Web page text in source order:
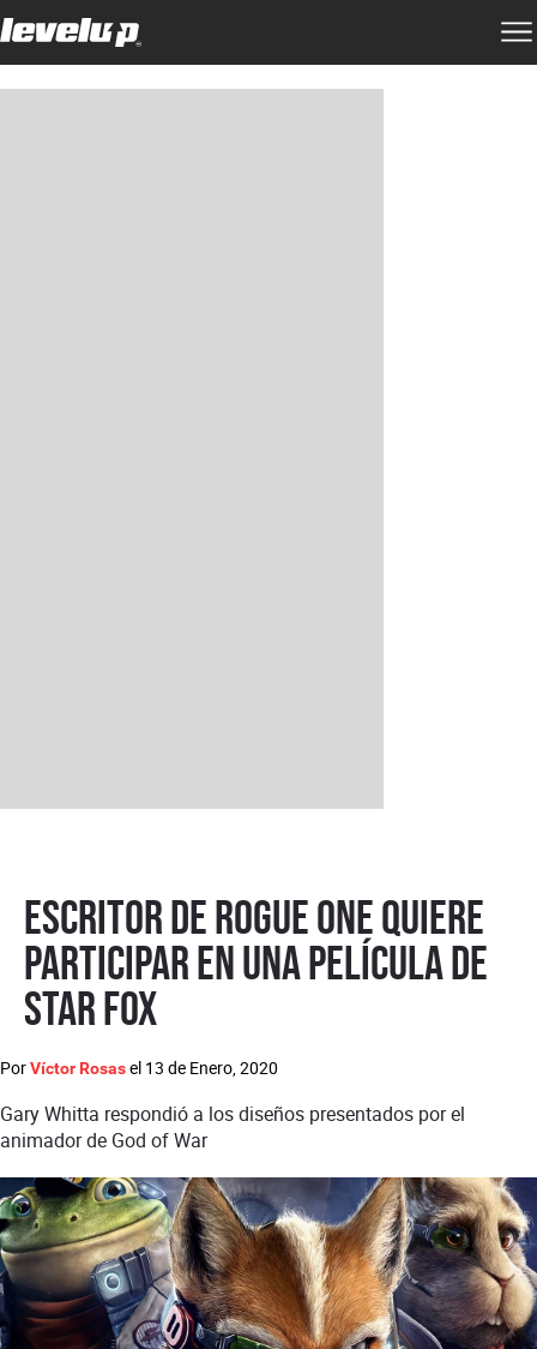
Escritor de Rogue One quiere
participar en una película de
Star Fox
PorVíctor Rosasel 13 de Enero, 2020
Gary Whitta respondió a los diseños presentados por el
animador de God of War